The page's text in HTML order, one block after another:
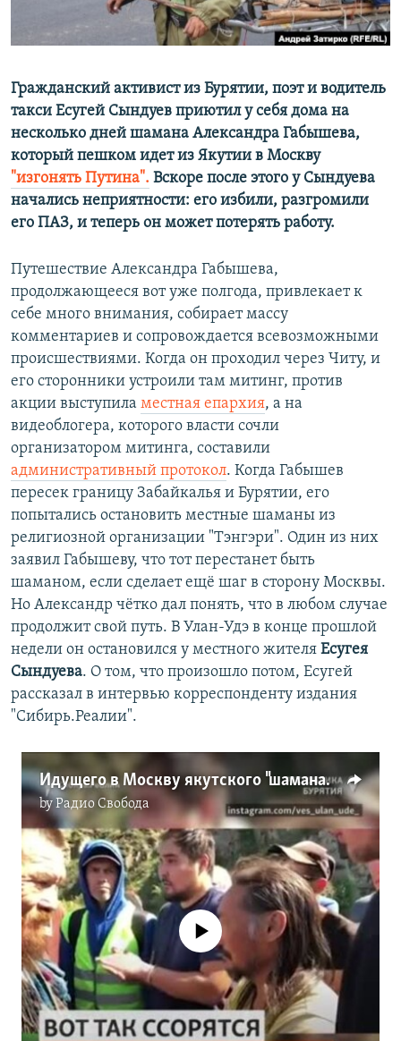
Все сайты РСЕ/РС
Гражданский активист из Бурятии, поэт и водитель
такси Есугей Сындуев приютил у себя дома на
несколько дней шамана Александра Габышева,
который пешком идет из Якутии в Москву
"изгонять Путина". Вскоре после этого у Сындуева
начались неприятности: его избили, разгромили
его ПАЗ, и теперь он может потерять работу.
Путешествие Александра Габышева,
продолжающееся вот уже полгода, привлекает к
себе много внимания, собирает массу
комментариев и сопровождается всевозможными
происшествиями. Когда он проходил через Читу, и
его сторонники устроили там митинг, против
акции выступила местная епархия, а на
видеоблогера, которого власти сочли
организатором митинга, составили
административный протокол. Когда Габышев
пересек границу Забайкалья и Бурятии, его
попытались остановить местные шаманы из
религиозной организации "Тэнгэри". Один из них
заявил Габышеву, что тот перестанет быть
шаманом, если сделает ещё шаг в сторону Москвы.
Но Александр чётко дал понять, что в любом случае
продолжит свой путь. В Улан-Удэ в конце прошлой
недели он остановился у местного жителя Есугея
Сындуева. О том, что произошло потом, Есугей
рассказал в интервью корреспонденту издания
"Сибирь.Реалии".
Идущего в Москву якутского "шамана-оппозиционера" остановили бурятские "шаманы-патриоты"
byРадио Свобода
No media source currently available